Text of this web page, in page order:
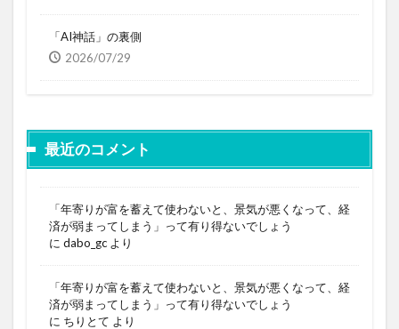
「AI神話」の裏側
2026/07/29
最近のコメント
「年寄りが富を蓄えて使わないと、景気が悪くなって、経
済が弱まってしまう」って有り得ないでしょう
に dabo_gc より
「年寄りが富を蓄えて使わないと、景気が悪くなって、経
済が弱まってしまう」って有り得ないでしょう
に ちりとて より